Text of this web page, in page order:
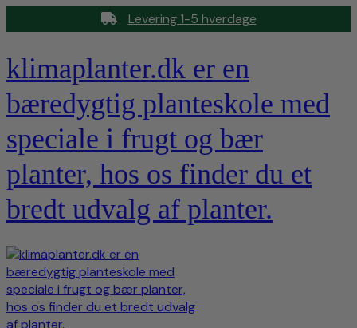
Levering 1-5 hverdage
klimaplanter.dk er en
bæredygtig planteskole med
speciale i frugt og bær
planter, hos os finder du et
bredt udvalg af planter.